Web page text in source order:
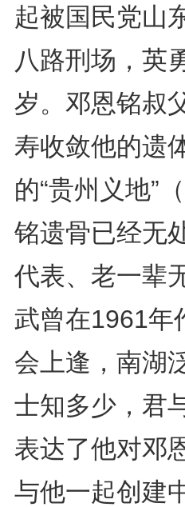
起被国民党山
八路刑场，英
岁。邓恩铭叔
寿收敛他的遗
的“贵州义地”
铭遗骨已经无
代表、老一辈
武曾在1961年
会上逢，南湖
士知多少，君
表达了他对邓
与他一起创建